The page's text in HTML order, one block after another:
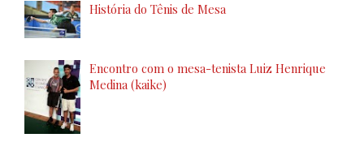
História do Tênis de Mesa
Encontro com o mesa-tenista Luiz Henrique
Medina (kaike)